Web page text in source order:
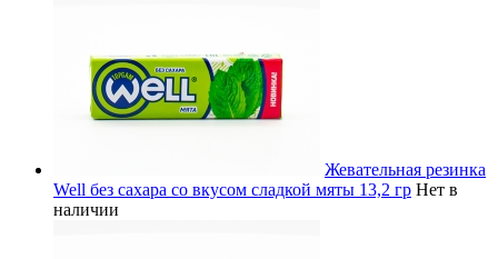
Жевательная резинка
Well без сахара со вкусом сладкой мяты 13,2 гр Нет в
наличии